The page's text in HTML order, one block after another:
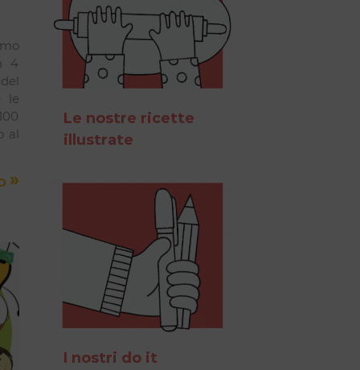
4
le
al
»
Le nostre ricette
illustrate
I nostri do it